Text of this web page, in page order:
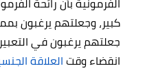
كبير، وجعلتهم يرغبون
جعلتهم يرغبون في
انقضاء وقتالعلاقة